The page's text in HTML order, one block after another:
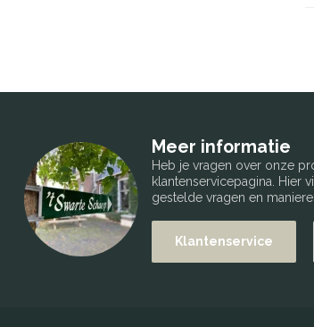
Meer informatie
Heb je vragen over onze
klantenservicepagina. Hier
gestelde vragen en
Klantenservice